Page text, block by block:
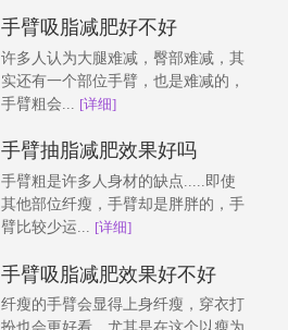
手臂吸脂减肥好不好
许多人认为大腿难减，臀部难减，其
实还有一个部位手臂，也是难减的，
手臂粗会... [详细]
手臂抽脂减肥效果好吗
手臂粗是许多人身材的缺点.....即使
其他部位纤瘦，手臂却是胖胖的，手
臂比较少运...
[详细]
手臂吸脂减肥效果好不好
纤瘦的手臂会显得上身纤瘦，穿衣打